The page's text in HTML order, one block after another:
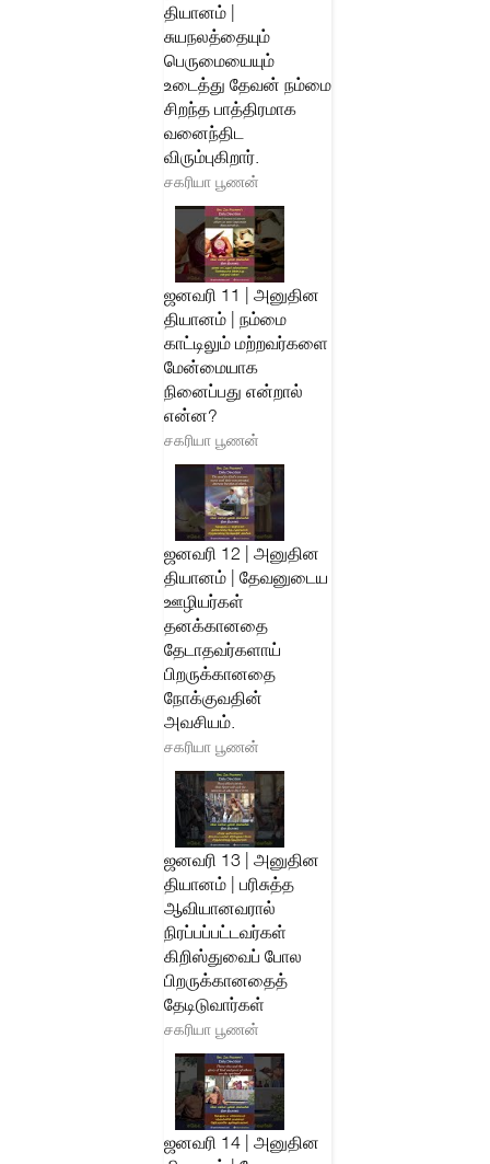
தியானம் |
சுயநலத்தையும்
பெருமையையும்
உடைத்து தேவன் நம்மை
சிறந்த பாத்திரமாக
வனைந்திட
விரும்புகிறார்.
சகரியா பூணன்
ஜனவரி 11 | அனுதின
தியானம் | நம்மை
காட்டிலும் மற்றவர்களை
மேன்மையாக
நினைப்பது என்றால்
என்ன?
சகரியா பூணன்
ஜனவரி 12 | அனுதின
தியானம் | தேவனுடைய
ஊழியர்கள்
தனக்கானதை
தேடாதவர்களாய்
பிறருக்கானதை
நோக்குவதின்
அவசியம்.
சகரியா பூணன்
ஜனவரி 13 | அனுதின
தியானம் | பரிசுத்த
ஆவியானவரால்
நிரப்பப்பட்டவர்கள்
கிறிஸ்துவைப் போல
பிறருக்கானதைத்
தேடிடுவார்கள்
சகரியா பூணன்
ஜனவரி 14 | அனுதின